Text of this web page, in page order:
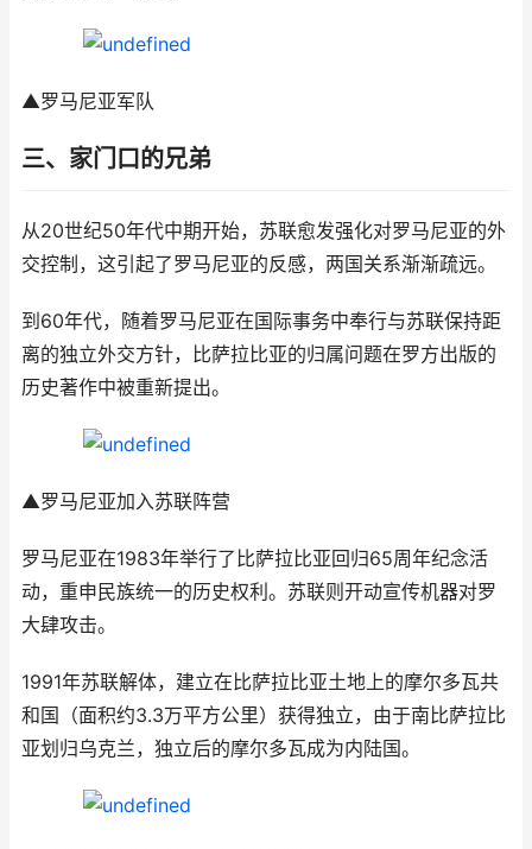
▲罗马尼亚军队
三、家门口的兄弟
从20世纪50年代中期开始，苏联愈发强化对罗马尼亚的外
交控制，这引起了罗马尼亚的反感，两国关系渐渐疏远。
到60年代，随着罗马尼亚在国际事务中奉行与苏联保持距
离的独立外交方针，比萨拉比亚的归属问题在罗方出版的
历史著作中被重新提出。
▲罗马尼亚加入苏联阵营
罗马尼亚在1983年举行了比萨拉比亚回归65周年纪念活
动，重申民族统一的历史权利。苏联则开动宣传机器对罗
大肆攻击。
1991年苏联解体，建立在比萨拉比亚土地上的摩尔多瓦共
和国（面积约3.3万平方公里）获得独立，由于南比萨拉比
亚划归乌克兰，独立后的摩尔多瓦成为内陆国。